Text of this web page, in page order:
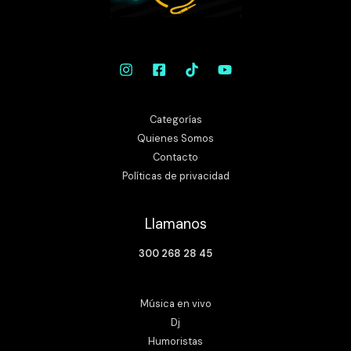
Categorías
Quienes Somos
Contacto
Políticas de privacidad
Llamanos
300 268 28 45
Música en vivo
Dj
Humoristas